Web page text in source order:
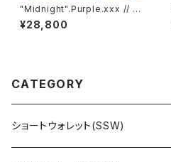
"Midnight".Purple.xxx // JA
CK.RIDE.SSW
¥28,800
CATEGORY
ショートウォレット(SSW)